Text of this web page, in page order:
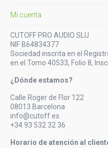
Mi cuenta
CUTOFF PRO AUDIO SLU
NIF B64834377
Sociedad inscrita en el
en el Tomo 40533, Folio 8,
¿Dónde estamos?
Calle Roger de Flor 122
08013 Barcelona
info@cutoff.es
+34 93 532 32 36
Horario de atención al